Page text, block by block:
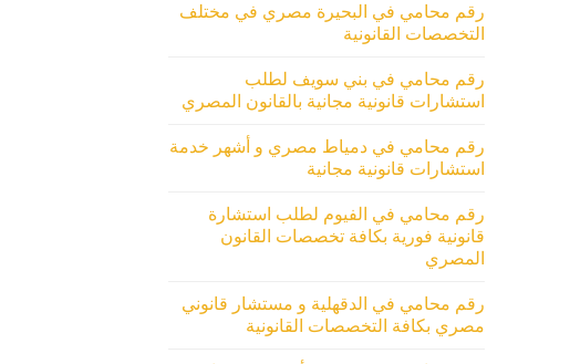
رقم محامي في البحيرة مصري في مختلف
التخصصات القانونية
رقم محامي في بني سويف لطلب
استشارات قانونية مجانية بالقانون المصري
رقم محامي في دمياط مصري و أشهر خدمة
استشارات قانونية مجانية
رقم محامي في الفيوم لطلب استشارة
قانونية فورية بكافة تخصصات القانون
المصري
رقم محامي في الدقهلية و مستشار قانوني
مصري بكافة التخصصات القانونية